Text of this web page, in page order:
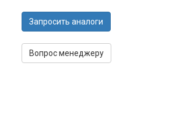
Запросить аналоги
Вопрос менеджеру